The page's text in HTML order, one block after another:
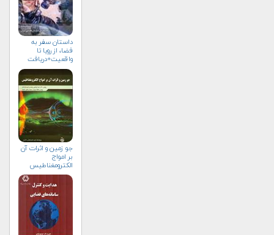
داستان سفر به
فضا، از رویا تا
واقعیت+دریافت
نسخه‌ الکترونیکی
جو زمين و اثرات آن
بر امواج
الكترومغناطيس